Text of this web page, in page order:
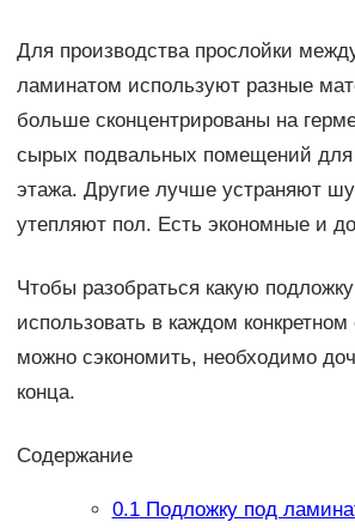
Для производства прослойки
ламинатом используют разные
больше сконцентрированы на
сырых подвальных помещений для
этажа. Другие лучше устраняют
утепляют пол. Есть экономные и
Чтобы разобраться какую
использовать в каждом конкретном
можно сэкономить, необходимо
конца.
Содержание
0.1Подложку под